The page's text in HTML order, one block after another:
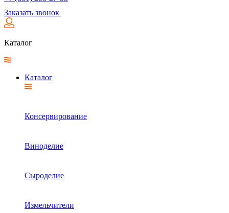
Заказать звонок
Каталог
Каталог
Консервирование
Виноделие
Сыроделие
Измельчители